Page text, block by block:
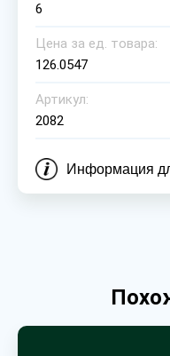
6
Цена за ед. товара:
126.0547
Артикул:
2082
Информация